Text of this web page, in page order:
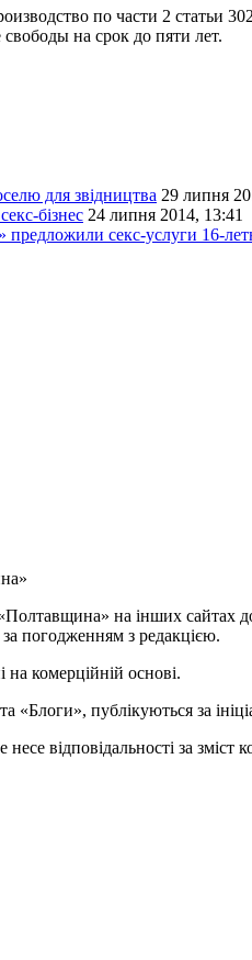
по части 2 статьи
на срок до пяти лет.
для звідництва 29 липня
бізнес 24 липня 2014, 13:41
секс-услуги 16-
на інших сайтах
погодженням з редакцією.
на комерційній основі.
«Блоги», публікуються за
відповідальності за